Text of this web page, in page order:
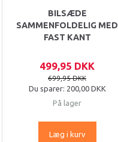
BILSÆDE
SAMMENFOLDELIG MED
FAST KANT
499,95 DKK
699,95 DKK
Du sparer: 200,00 DKK
På lager
Læg i kurv